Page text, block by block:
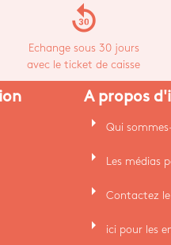
replay_30
Echange sous 30 jours
avec le ticket de caisse
A propos
arrow_right Qui
arrow_right Les médias
arrow_right Contactez
arrow_right ici pour les